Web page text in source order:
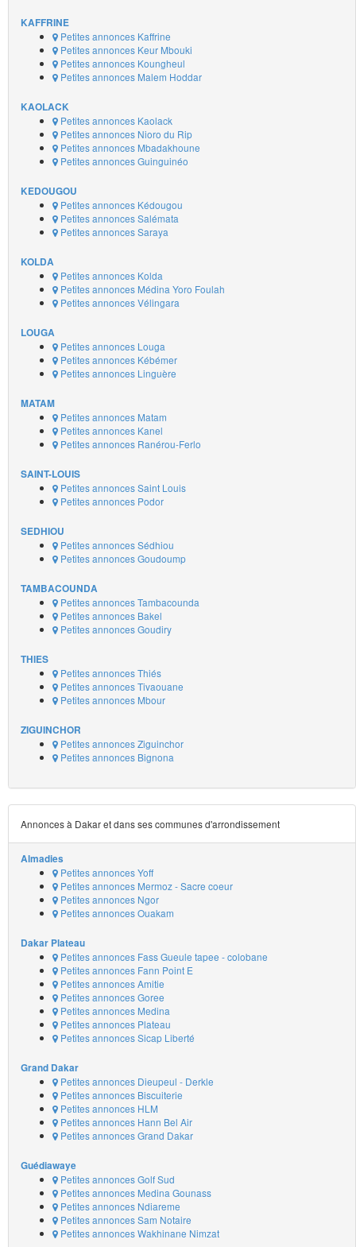
KAFFRINE
Petites annonces Kaffrine
Petites annonces Keur Mbouki
Petites annonces Koungheul
Petites annonces Malem Hoddar
KAOLACK
Petites annonces Kaolack
Petites annonces Nioro du Rip
Petites annonces Mbadakhoune
Petites annonces Guinguinéo
KEDOUGOU
Petites annonces Kédougou
Petites annonces Salémata
Petites annonces Saraya
KOLDA
Petites annonces Kolda
Petites annonces Médina Yoro Foulah
Petites annonces Vélingara
LOUGA
Petites annonces Louga
Petites annonces Kébémer
Petites annonces Linguère
MATAM
Petites annonces Matam
Petites annonces Kanel
Petites annonces Ranérou-Ferlo
SAINT-LOUIS
Petites annonces Saint Louis
Petites annonces Podor
SEDHIOU
Petites annonces Sédhiou
Petites annonces Goudoump
TAMBACOUNDA
Petites annonces Tambacounda
Petites annonces Bakel
Petites annonces Goudiry
THIES
Petites annonces Thiés
Petites annonces Tivaouane
Petites annonces Mbour
ZIGUINCHOR
Petites annonces Ziguinchor
Petites annonces Bignona
Annonces à Dakar et dans ses communes d'arrondissement
Almadies
Petites annonces Yoff
Petites annonces Mermoz - Sacre coeur
Petites annonces Ngor
Petites annonces Ouakam
Dakar Plateau
Petites annonces Fass Gueule tapee - colobane
Petites annonces Fann Point E
Petites annonces Amitie
Petites annonces Goree
Petites annonces Medina
Petites annonces Plateau
Petites annonces Sicap Liberté
Grand Dakar
Petites annonces Dieupeul - Derkle
Petites annonces Biscuiterie
Petites annonces HLM
Petites annonces Hann Bel Air
Petites annonces Grand Dakar
Guédiawaye
Petites annonces Golf Sud
Petites annonces Medina Gounass
Petites annonces Ndiareme
Petites annonces Sam Notaire
Petites annonces Wakhinane Nimzat